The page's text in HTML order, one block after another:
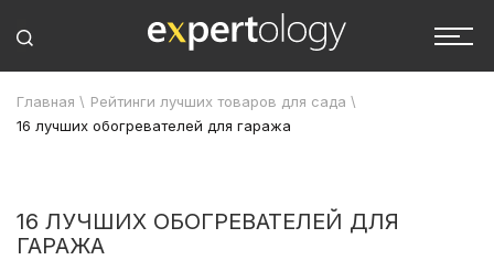
Главная \ Рейтинги лучших товаров для сада \
16 лучших обогревателей для гаража
16 ЛУЧШИХ ОБОГРЕВАТЕЛЕЙ ДЛЯ
ГАРАЖА